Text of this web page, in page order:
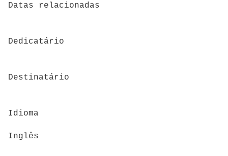
Datas relacionadas
Dedicatário
Destinatário
Idioma
Inglês